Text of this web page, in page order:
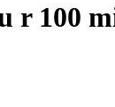
r 100